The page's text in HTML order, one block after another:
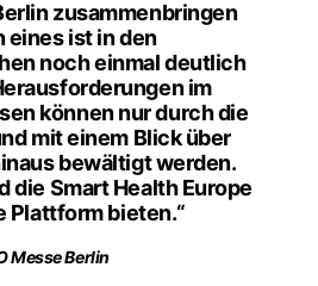
zusammenbringen
eines ist in den
noch einmal deutlich
im
können nur durch die
mit einem Blick über
bewältigt werden.
die Smart Health Europe
Plattform bieten.“
Messe Berlin